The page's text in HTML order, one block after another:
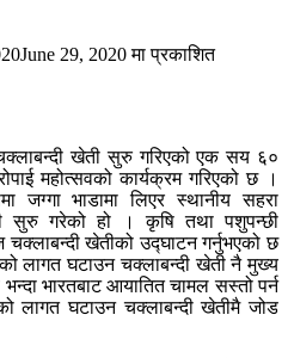
June 29, 2020मा प्रकाशित
खेती सुरु गरिएको एक सय ६०
महोत्सवको कार्यक्रम गरिएको छ ।
जग्गा भाडामा लिएर स्थानीय सहरा
सुरु गरेको हो । कृषि तथा पशुपन्छी
खेतीको उद्घाटन गर्नुभएको छ
लागत घटाउन चक्लाबन्दी खेती नै मुख्य
भारतबाट आयातित चामल सस्तो पर्न
लागत घटाउन चक्लाबन्दी खेतीमै जोड